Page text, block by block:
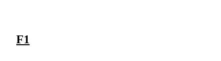
F1